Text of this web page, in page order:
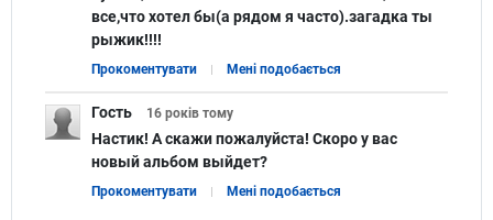
все,что хотел бы(а рядом я часто).загадка ты
рыжик!!!!
Прокоментувати Мені подобається
Гость 16 років тому
Настик! А скажи пожалуйста! Скоро у вас
новый альбом выйдет?
Прокоментувати Мені подобається